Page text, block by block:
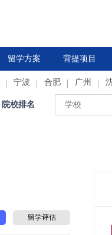
意大利 瑞典 俄罗
日本 韩国 马来西亚
留学方案 背提项目
宁波 合肥 广州
院校排名
留学评估